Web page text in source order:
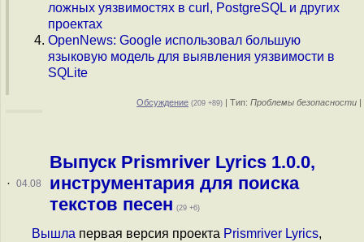
ложных уязвимостях в curl, PostgreSQL и других
проектах
OpenNews: Google использовал большую
языковую модель для выявления уязвимости в
SQLite
Обсуждение (209 +89) | Тип: Проблемы безопасности |
· 04.08
Выпуск Prismriver Lyrics 1.0.0,
инструментария для поиска
текстов песен (29 +6)
Вышла первая версия проекта Prismriver Lyrics,